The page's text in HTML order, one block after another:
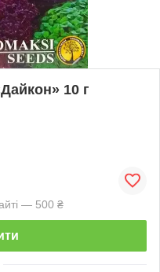
10 г
— 500 ₴